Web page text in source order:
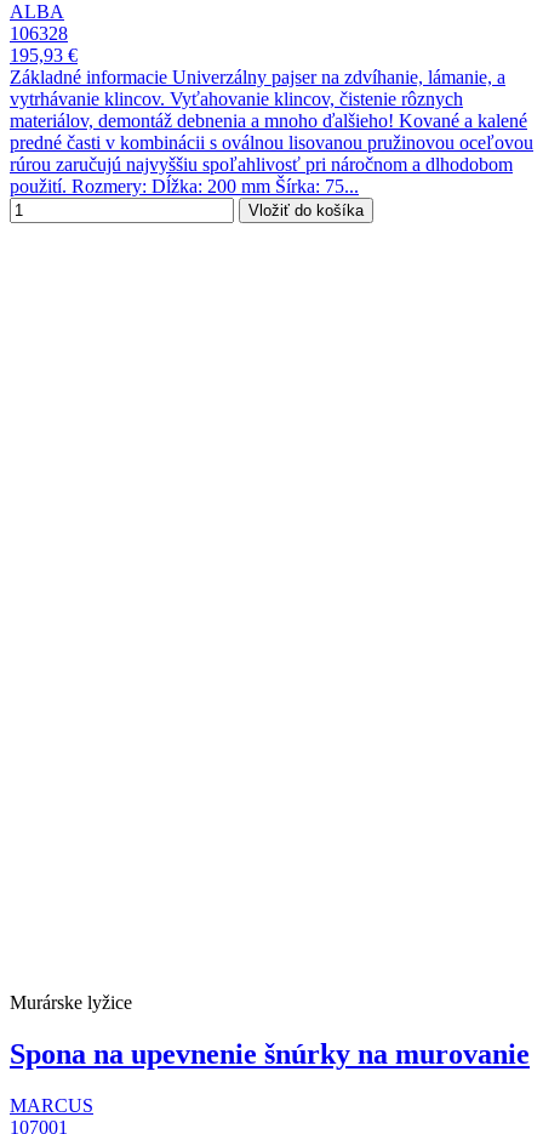
ALBA
106328
195,93 €
Základné informacie Univerzálny pajser na zdvíhanie, lámanie, a
vytrhávanie klincov. Vyťahovanie klincov, čistenie rôznych
materiálov, demontáž debnenia a mnoho ďalšieho! Kované a kalené
predné časti v kombinácii s oválnou lisovanou pružinovou oceľovou
rúrou zaručujú najvyššiu spoľahlivosť pri náročnom a dlhodobom
použití. Rozmery: Dĺžka: 200 mm Šírka: 75...
Vložiť do košíka
Murárske lyžice
Spona na upevnenie šnúrky na murovanie
MARCUS
107001